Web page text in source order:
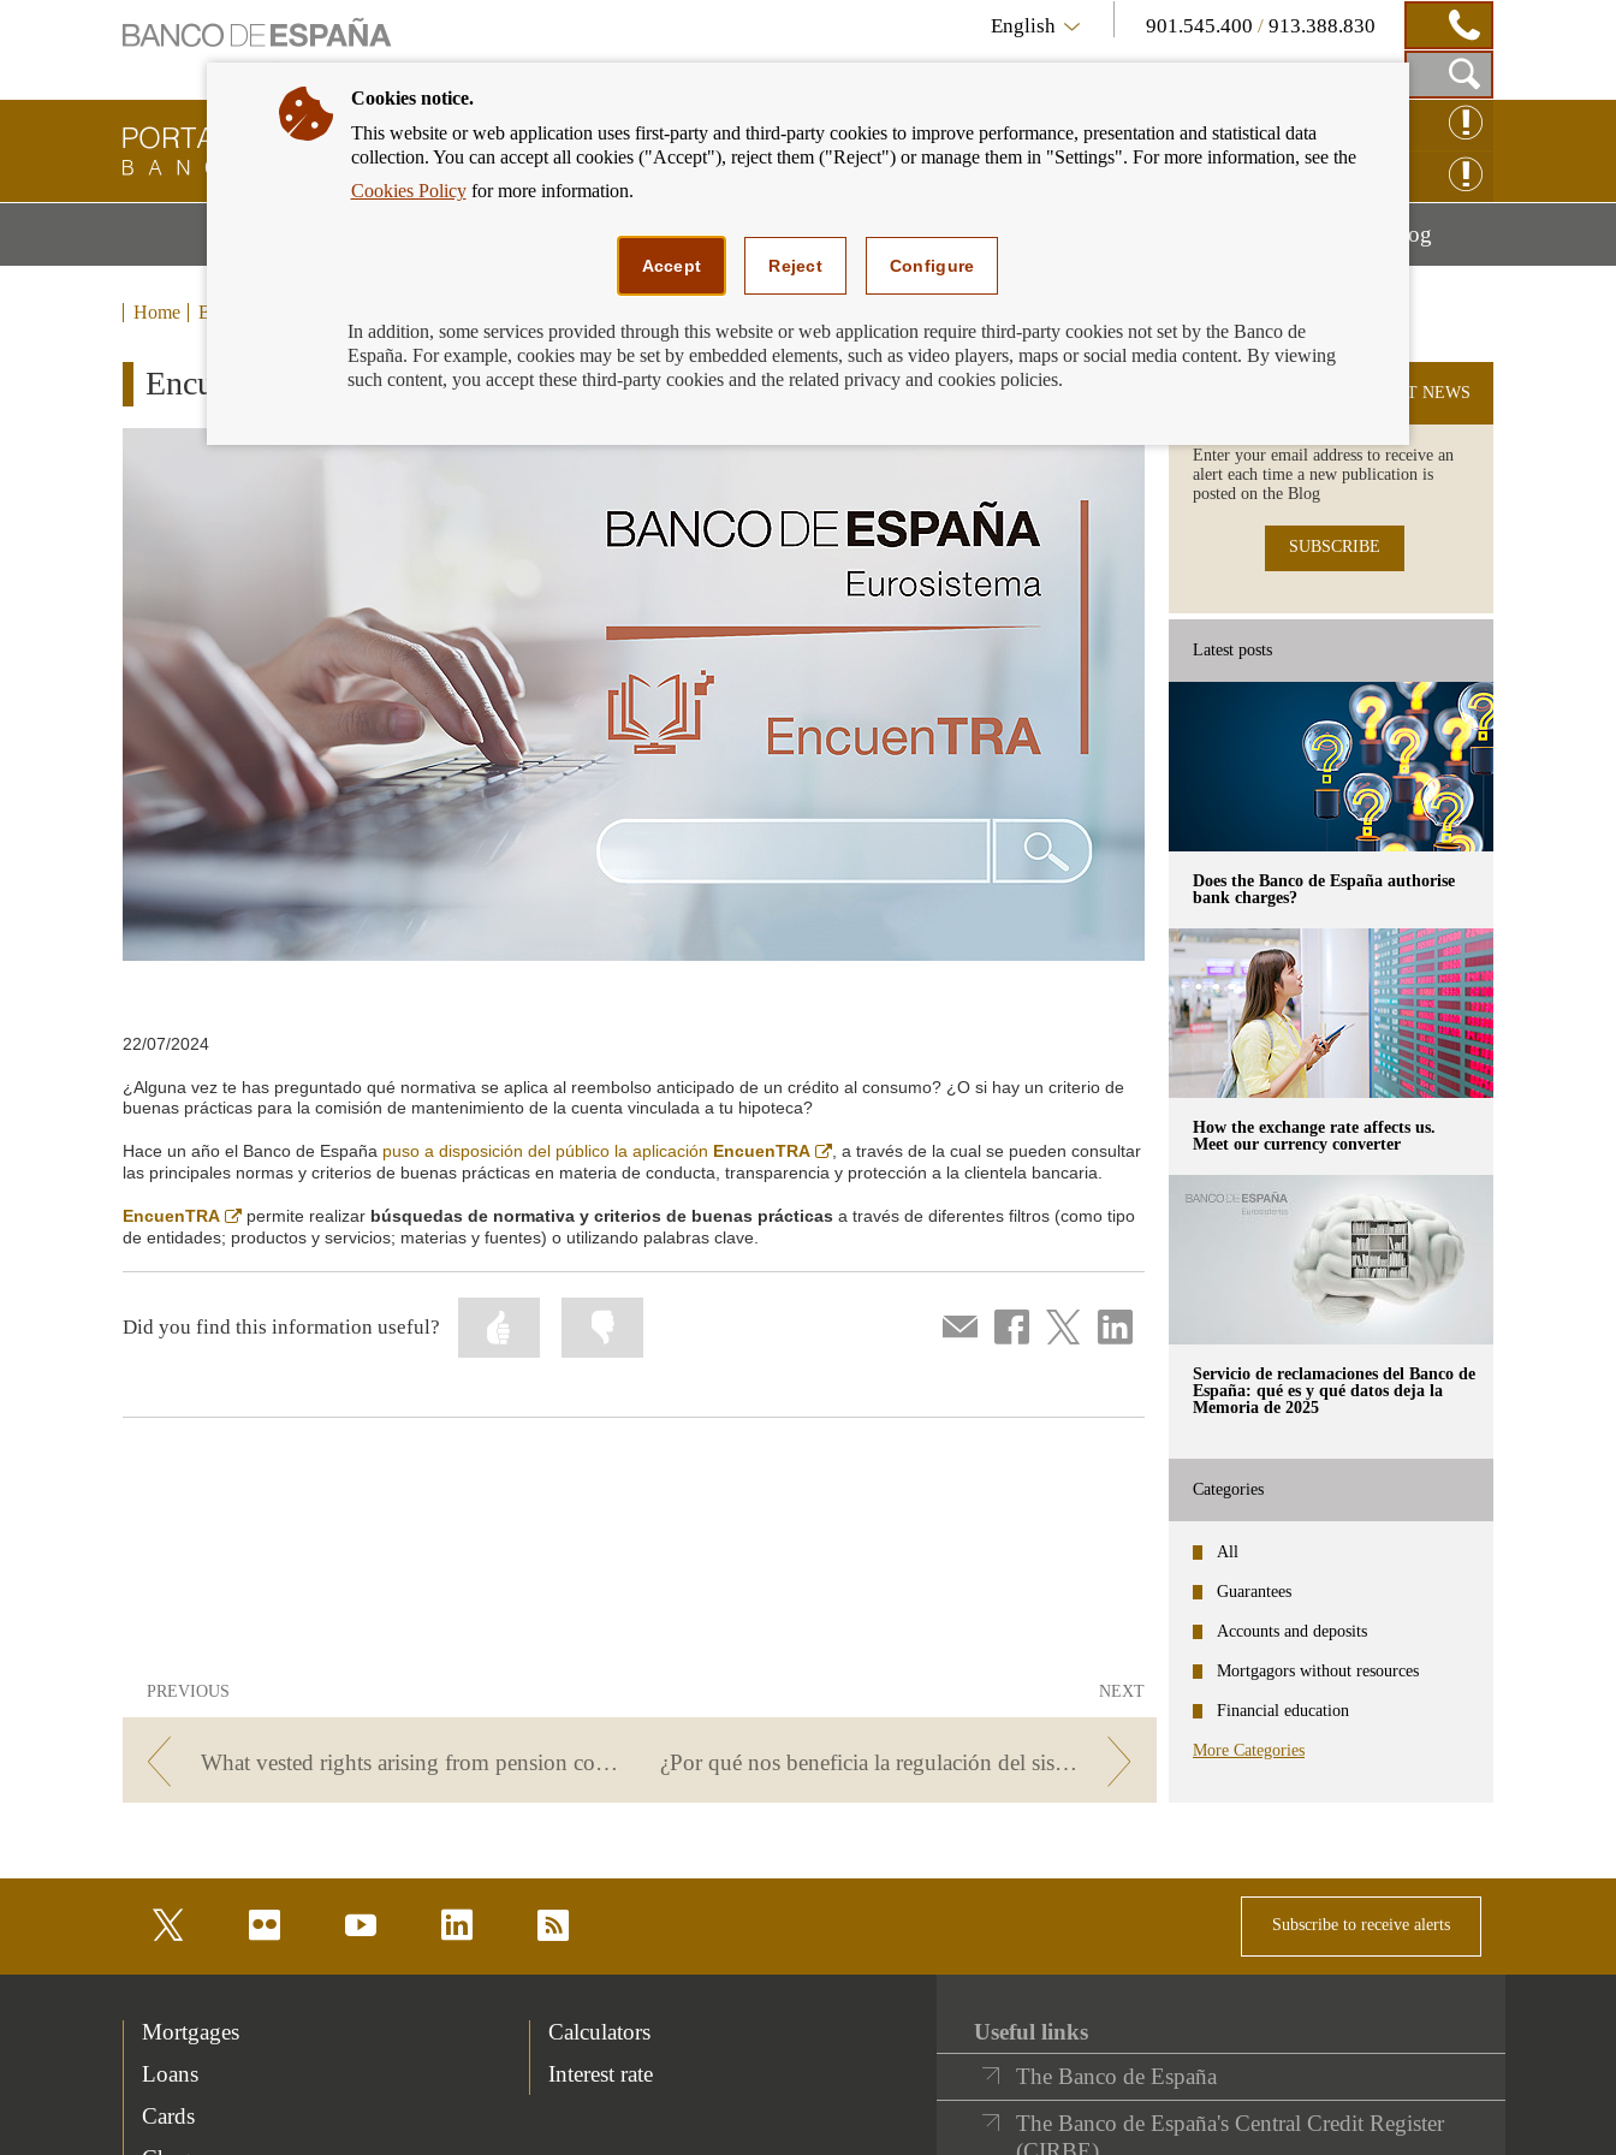
English 901.545.400 /913.388.830
Show
Search
Box
Banking
Customer
Banco
back
to
CLAIM ONLINE
We can help youMostrar
menú
BlogMostrar
Home Blog
EncuenTRA las normas que te interesan como cliente bancario
22/07/2024
¿Alguna vez te has preguntado qué normativa se aplica al reembolso anticipado de un crédito al consumo? ¿O si hay un criterio de
buenas prácticas para la comisión de mantenimiento de la cuenta vinculada a tu hipoteca?
Hace un año el Banco de España puso a disposición del público la aplicación EncuenTRA
Abre
en
ventana
, a través de la cual se pueden consultar
las principales normas y criterios de buenas prácticas en materia de conducta, transparencia y protección a la clientela bancaria.
EncuenTRA
Abre
en
ventana
permite realizar búsquedas de normativa y criterios de buenas prácticas a través de diferentes filtros (como tipo
de entidades; productos y servicios; materias y fuentes) o utilizando palabras clave.
Compartir
por
Share
on
Share
on
Share
on
Did you find this information useful?
Mark
information
as
PREVIOUS
What vested rights arising from pension contributions can I redeem?
NEXT
¿Por qué nos beneficia la regulación del sistema bancario?
SUBSCRIBE TO THE LATEST NEWS
Enter your email address to receive an
alert each time a new publication is
posted on the Blog
SUBSCRIBE
Latest posts
Does the Banco de España authorise
bank charges?
How the exchange rate affects us.
Meet our currency converter
Servicio de reclamaciones del Banco de
España: qué es y qué datos deja la
Memoria de 2025
Categories
All
Guarantees
Accounts and deposits
Mortgagors without resources
Financial education
More Categories
flickr youtube linkedin rss Subscribe to receive alerts
Mortgages
Loans
Cards
Calculators
Interest rate
Useful links
The Banco de España
The Banco de España's Central Credit Register
Cookies notice.
This website or web application uses first-party and third-party cookies to improve performance, presentation and statistical data
collection. You can accept all cookies ("Accept"), reject them ("Reject") or manage them in "Settings". For more information, see the
Cookies Policyfor more information.
Accept Reject Configure
In addition, some services provided through this website or web application require third-party cookies not set by the Banco de
España. For example, cookies may be set by embedded elements, such as video players, maps or social media content. By viewing
such content, you accept these third-party cookies and the related privacy and cookies policies.